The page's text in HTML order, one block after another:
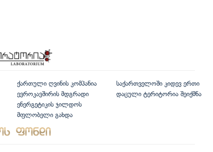
ქართული ღვინის კომპანია
ევროკავშირის მდგრადი
ენერგეტიკის ჯილდოს
მფლობელი გახდა
საქართველოში კიდევ ერთი
დაცული ტერიტორია შეიქმნა